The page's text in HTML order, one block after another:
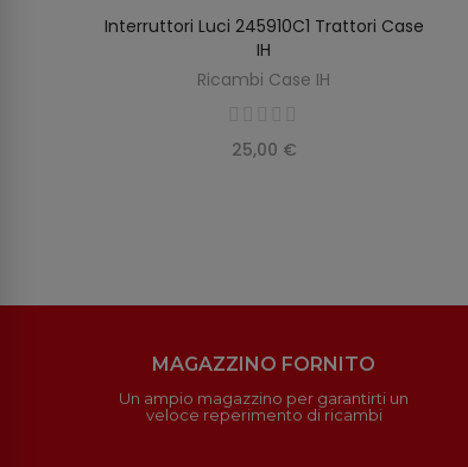
AGGIUNGI AL CARRELLO
Interruttori Luci 245910C1 Trattori Case
IH
Ricambi Case IH
25,00 €
MAGAZZINO FORNITO
Un ampio magazzino per garantirti un
veloce reperimento di ricambi